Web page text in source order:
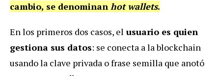
cambio, se denominan hotwallets.
En los primeros dos casos, el usuario es quien
gestiona sus datos: se conecta a la blockchain
usando la clave privada o frase semilla que anotó